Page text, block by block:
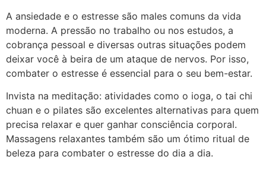
A ansiedade e o estresse são males comuns da vida
moderna. A pressão no trabalho ou nos estudos, a
cobrança pessoal e diversas outras situações podem
deixar você à beira de um ataque de nervos. Por isso,
combater o estresse é essencial para o seu bem-estar.
Invista na meditação: atividades como o ioga, o tai chi
chuan e o pilates são excelentes alternativas para quem
precisa relaxar e quer ganhar consciência corporal.
Massagens relaxantes também são um ótimo ritual de
beleza para combater o estresse do dia a dia.